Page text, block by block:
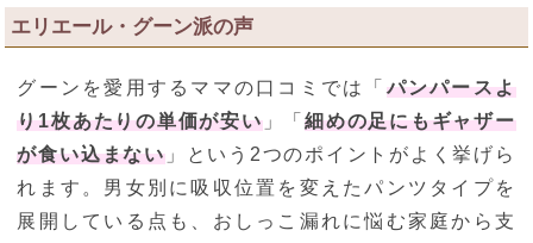
エリエール・グーン派の声
グーンを愛用するママの口コミでは「 パンパースよ
り1枚あたりの単価が安い」「細めの足にもギャザー
が食い込まない」という2つのポイントがよく挙げら
れます。男女別に吸収位置を変えたパンツタイプを
展開している点も、おしっこ漏れに悩む家庭から支